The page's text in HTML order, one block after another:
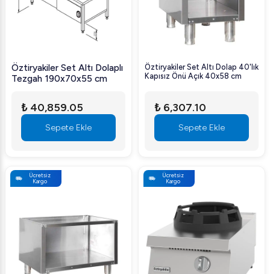
Öztiryakiler Set Altı Dolaplı
Tezgah 190x70x55 cm
₺ 40,859.05
Sepete Ekle
Öztiryakiler Set Altı Dolap 40'lık
Kapısız Önü Açık 40x58 cm
₺ 6,307.10
Sepete Ekle
Ücretsiz
Kargo
Ücretsiz
Kargo